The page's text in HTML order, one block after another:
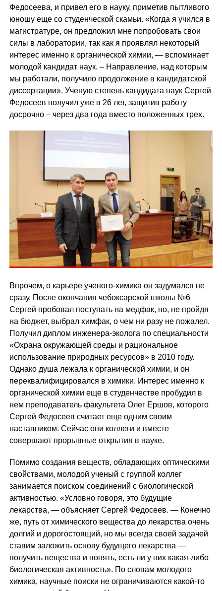
Федосеева, и привел его в науку, приметив пытливого
юношу еще со студенческой скамьи. «Когда я учился в
магистратуре, он предложил мне попробовать свои
силы в лаборатории, так как я проявлял некоторый
интерес именно к органической химии, — вспоминает
молодой кандидат наук. – Направление, над которым
мы работали, получило продолжение в кандидатской
диссертации». Ученую степень кандидата наук Сергей
Федосеев получил уже в 26 лет, защитив работу
досрочно – через два года вместо положенных трех.
Впрочем, о карьере ученого-химика он задумался не
сразу. После окончания чебоксарской школы №6
Сергей пробовал поступать на медфак, но, не пройдя
на бюджет, выбрал химфак, о чем ни разу не пожалел.
Получил диплом инженера-эколога по специальности
«Охрана окружающей среды и рациональное
использование природных ресурсов» в 2010 году.
Однако душа лежала к органической химии, и он
переквалифицировался в химики. Интерес именно к
органической химии еще в студенчестве пробудил в
нем преподаватель факультета Олег Ершов, которого
Сергей Федосеев считает еще одним своим
наставником. Сейчас они коллеги и вместе
совершают прорывные открытия в науке.
Помимо создания веществ, обладающих оптическими
свойствами, молодой ученый с группой коллег
занимается поиском соединений с биологической
активностью. «Условно говоря, это будущие
лекарства, — объясняет Сергей Федосеев. — Конечно
же, путь от химического вещества до лекарства очень
долгий и дорогостоящий, но мы всегда своей задачей
ставим заложить основу будущего лекарства —
получить вещества и понять, есть ли у них какая-либо
биологическая активность». По словам молодого
химика, научные поиски не ограничиваются какой-то